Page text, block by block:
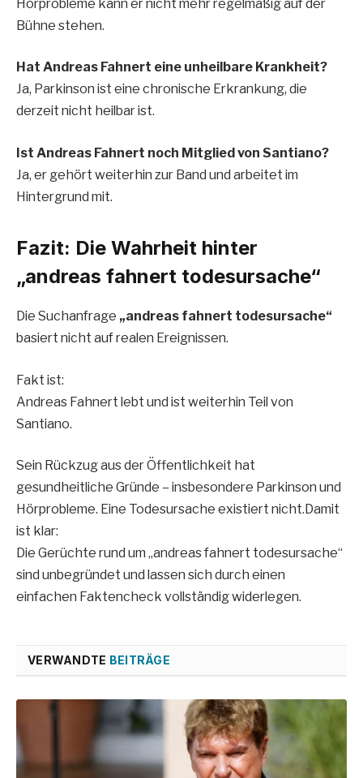
Hörprobleme kann er nicht mehr regelmäßig auf der
Bühne stehen.
Hat Andreas Fahnert eine unheilbare Krankheit?
Ja, Parkinson ist eine chronische Erkrankung, die
derzeit nicht heilbar ist.
Ist Andreas Fahnert noch Mitglied von Santiano?
Ja, er gehört weiterhin zur Band und arbeitet im
Hintergrund mit.
Fazit: Die Wahrheit hinter
„andreas fahnert todesursache“
Die Suchanfrage „andreas fahnert todesursache“
basiert nicht auf realen Ereignissen.
Fakt ist:
Andreas Fahnert lebt und ist weiterhin Teil von
Santiano.
Sein Rückzug aus der Öffentlichkeit hat
gesundheitliche Gründe – insbesondere Parkinson und
Hörprobleme. Eine Todesursache existiert nicht.Damit
ist klar:
Die Gerüchte rund um „andreas fahnert todesursache“
sind unbegründet und lassen sich durch einen
einfachen Faktencheck vollständig widerlegen.
VERWANDTE BEITRÄGE